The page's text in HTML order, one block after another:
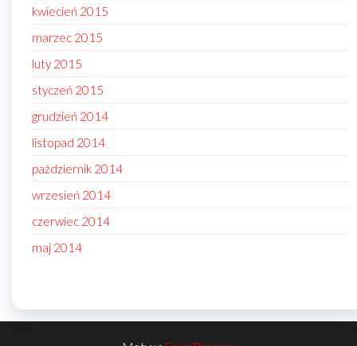
kwiecień 2015
marzec 2015
luty 2015
styczeń 2015
grudzień 2014
listopad 2014
październik 2014
wrzesień 2014
czerwiec 2014
maj 2014